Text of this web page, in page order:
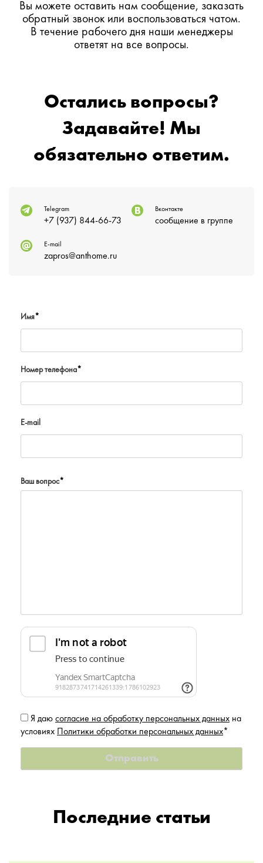
Вы можете оставить нам сообщение, заказать
обратный звонок или воспользоваться чатом.
В течение рабочего дня наши менеджеры
ответят на все вопросы.
Остались вопросы?
Задавайте! Мы
обязательно ответим.
Telegram
+7 (937) 844-66-73
Вконтакте
сообщение в группе
E-mail
zapros@anthome.ru
Имя*
Номер телефона*
E-mail
Ваш вопрос*
Я даю согласие на обработку персональных данных на
условиях Политики обработки персональных данных*
Последние статьи